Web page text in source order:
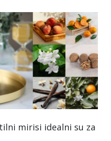
mirisi idealni su za